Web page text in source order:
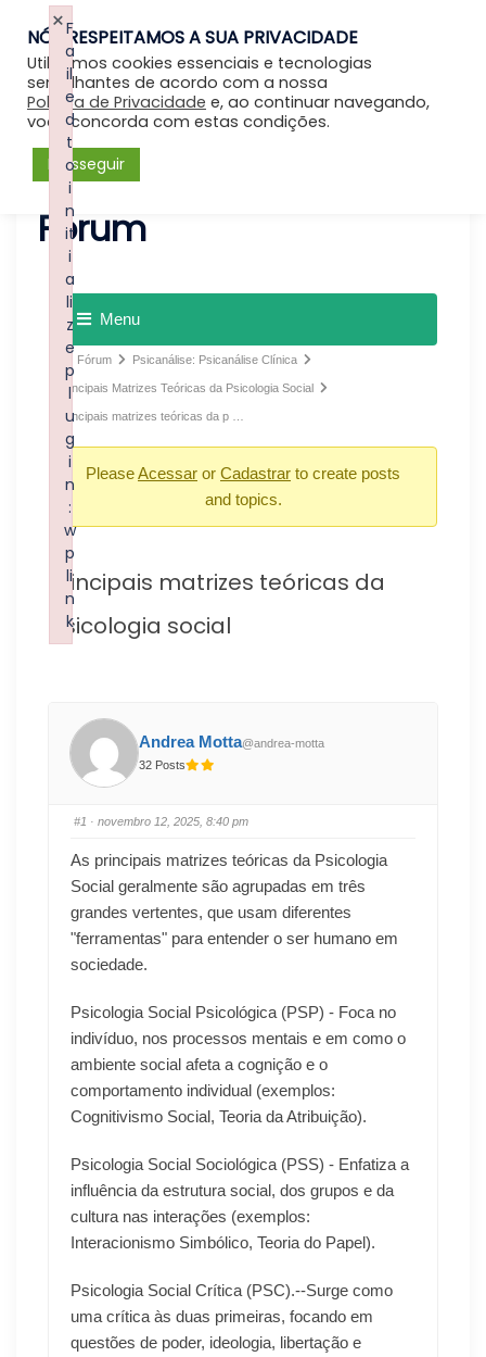
Entrar
Forum
Menu
Fórum Psicanálise: Psicanálise Clínica
Principais Matrizes Teóricas da Psicologia Social
Principais matrizes teóricas da p …
PleaseAcessar or Cadastrar to create posts
and topics.
Principais matrizes teóricas da
psicologia social
Andrea Motta@andrea-motta
32 Posts
#1 · novembro 12, 2025, 8:40 pm
As principais matrizes teóricas da Psicologia
Social geralmente são agrupadas em três
grandes vertentes, que usam diferentes
"ferramentas" para entender o ser humano em
sociedade.
Psicologia Social Psicológica (PSP) - Foca no
indivíduo, nos processos mentais e em como o
ambiente social afeta a cognição e o
comportamento individual (exemplos:
Cognitivismo Social, Teoria da Atribuição).
Psicologia Social Sociológica (PSS) - Enfatiza a
influência da estrutura social, dos grupos e da
cultura nas interações (exemplos:
Interacionismo Simbólico, Teoria do Papel).
Psicologia Social Crítica (PSC).--Surge como
uma crítica às duas primeiras, focando em
questões de poder, ideologia, libertação e
NÓS RESPEITAMOS A SUA PRIVACIDADE
Utilizamos cookies essenciais e tecnologias
semelhantes de acordo com a nossa
Política de Privacidade e, ao continuar navegando,
você concorda com estas condições.
Prosseguir
F
a
il
e
d
t
o
i
n
it
i
a
li
z
e
p
l
u
g
i
n
:
w
p
li
n
k
×
Failed to initialize plugin: wplink